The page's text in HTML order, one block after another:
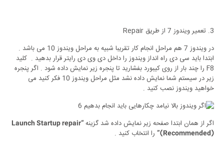
3. تعمیر ویندوز 7 از طریق Repair
در ویندوز 7 هم مراحل انجام کار تقریبا شبیه به مراحل ویندوز 10 می باشد .
ابتدا باید سی دی راه انداز ویندوز را داخل دی وی دی رایتر قرار بدهید . کلید
F8 را چند بار از روی کیبورد بفشارید تا پنجره زیر نمایش داده شود . اگر پنجره
زیر در سیستم شما نمایش داده نشد مثل مراحل ویندوز 10 فکر کنید می
خواهید ویندوز نصب کنید .
اگر از همان ابتدا صفحه زیر نمایش داده شد گزینه “Launch Startup repair
(Recommended)” را انتخاب کنید .